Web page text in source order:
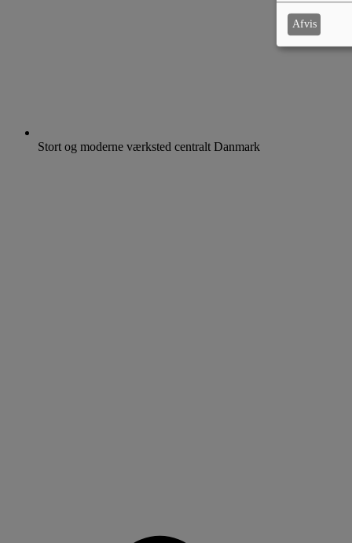
Stort og moderne værksted centralt Danmark
Afvis